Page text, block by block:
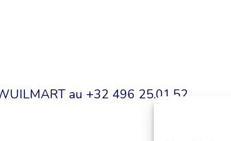
au +32 496 25.01.52